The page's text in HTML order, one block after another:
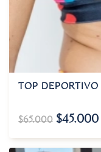
TOP
$65.000 $45.000